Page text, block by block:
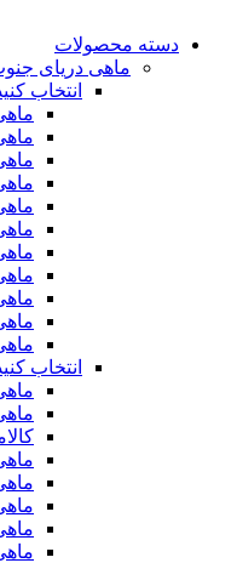
دسته محصولات
ماهی دریای
انتخاب
انتخاب